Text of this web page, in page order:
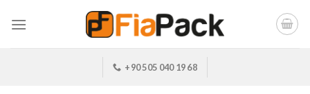
+90 505 040 19 68